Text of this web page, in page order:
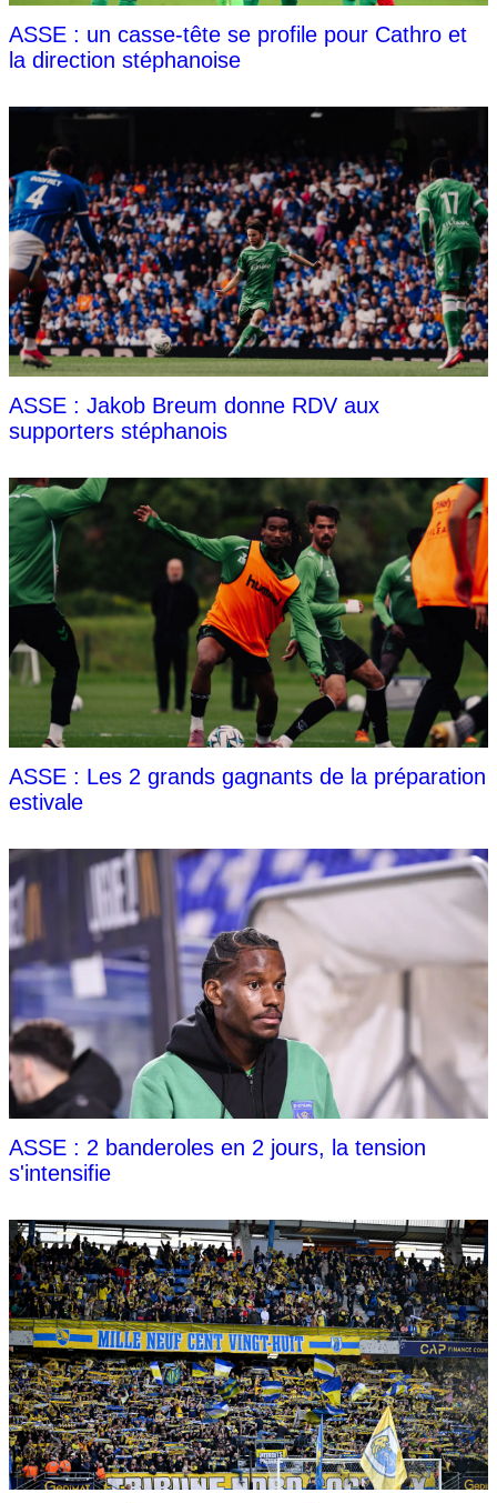
ASSE : un casse-tête se profile pour Cathro et
la direction stéphanoise
ASSE : Jakob Breum donne RDV aux
supporters stéphanois
ASSE : Les 2 grands gagnants de la préparation
estivale
ASSE : 2 banderoles en 2 jours, la tension
s'intensifie